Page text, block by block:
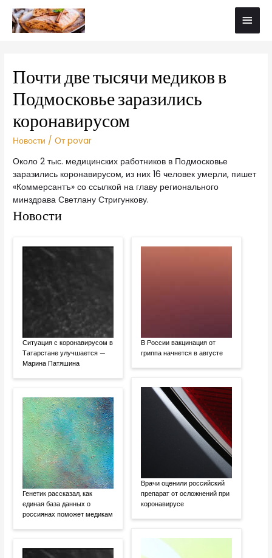
Почти две тысячи медиков в
Подмосковье заразились
коронавирусом
Новости / От povar
Около 2 тыс. медицинских работников в Подмосковье
заразились коронавирусом, из них 16 человек умерли, пишет
«Коммерсантъ» со ссылкой на главу регионального
минздрава Светлану Стригункову.
Новости
Ситуация с коронавирусом в
Татарстане улучшается —
Марина Патяшина
Генетик рассказал, как
единая база данных о
россиянах поможет медикам
В России вакцинация от
гриппа начнется в августе
Врачи оценили российский
препарат от осложнений при
коронавирусе